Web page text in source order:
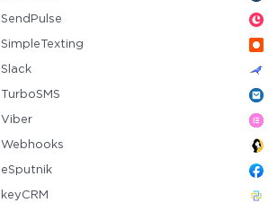
SendPulse
SimpleTexting
Slack
TurboSMS
Viber
Webhooks
eSputnik
keyCRM